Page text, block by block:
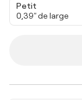
Petit
0,39" de large